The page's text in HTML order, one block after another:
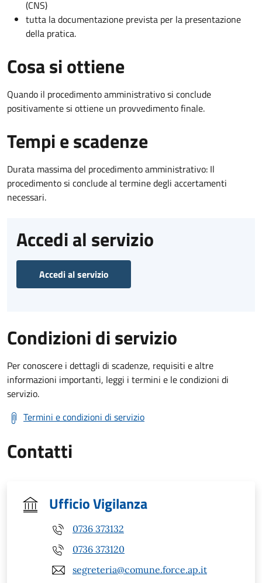
(CNS)
tutta la documentazione prevista per la presentazione
della pratica.
Cosa si ottiene
Quando il procedimento amministrativo si conclude
positivamente si ottiene un provvedimento finale.
Tempi e scadenze
Durata massima del procedimento amministrativo: Il
procedimento si conclude al termine degli accertamenti
necessari.
Accedi al servizio
Accedi al servizio
Condizioni di servizio
Per conoscere i dettagli di scadenze, requisiti e altre
informazioni importanti, leggi i termini e le condizioni di
servizio.
Termini e condizioni di servizio
Contatti
Ufficio Vigilanza
0736 373132
0736 373120
segreteria@comune.force.ap.it